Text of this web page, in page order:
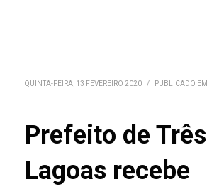
QUINTA-FEIRA, 13 FEVEREIRO 2020 / PUBLICADO EM
Prefeito de Três
Lagoas recebe